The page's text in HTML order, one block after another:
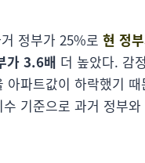
정부가 25%로 현 정
가 3.6배 더 높았다. 감
파트값이 하락했기
기준으로 과거 정부